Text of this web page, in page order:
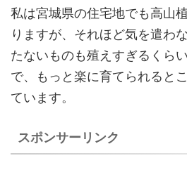
私は宮城県の住宅地でも高山
りますが、それほど気を遣わ
たないものも殖えすぎるくら
で、もっと楽に育てられると
ています。
スポンサーリンク